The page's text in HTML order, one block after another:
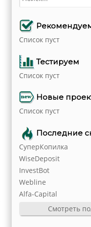
Список пуст
Тестируем
Список пуст
Новые
Список пуст
Последние
СуперКопилка
WiseDeposit
InvestBot
Webline
Alfa-Capital
Смотреть